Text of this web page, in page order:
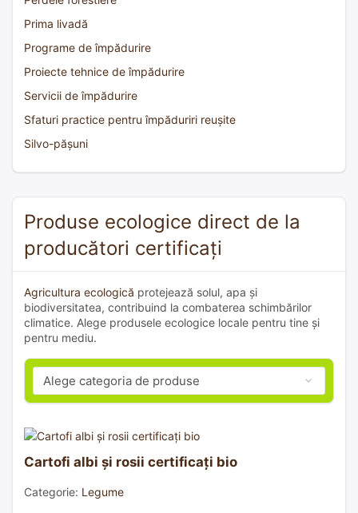
Prima livadă
Programe de împădurire
Proiecte tehnice de împădurire
Servicii de împădurire
Sfaturi practice pentru împăduriri reușite
Silvo-pășuni
Produse ecologice direct de la
producători certificați
Agricultura ecologică protejează solul, apa și
biodiversitatea, contribuind la combaterea schimbărilor
climatice. Alege produsele ecologice locale pentru tine și
pentru mediu.
Cartofi albi și rosii certificați bio
Categorie: Legume